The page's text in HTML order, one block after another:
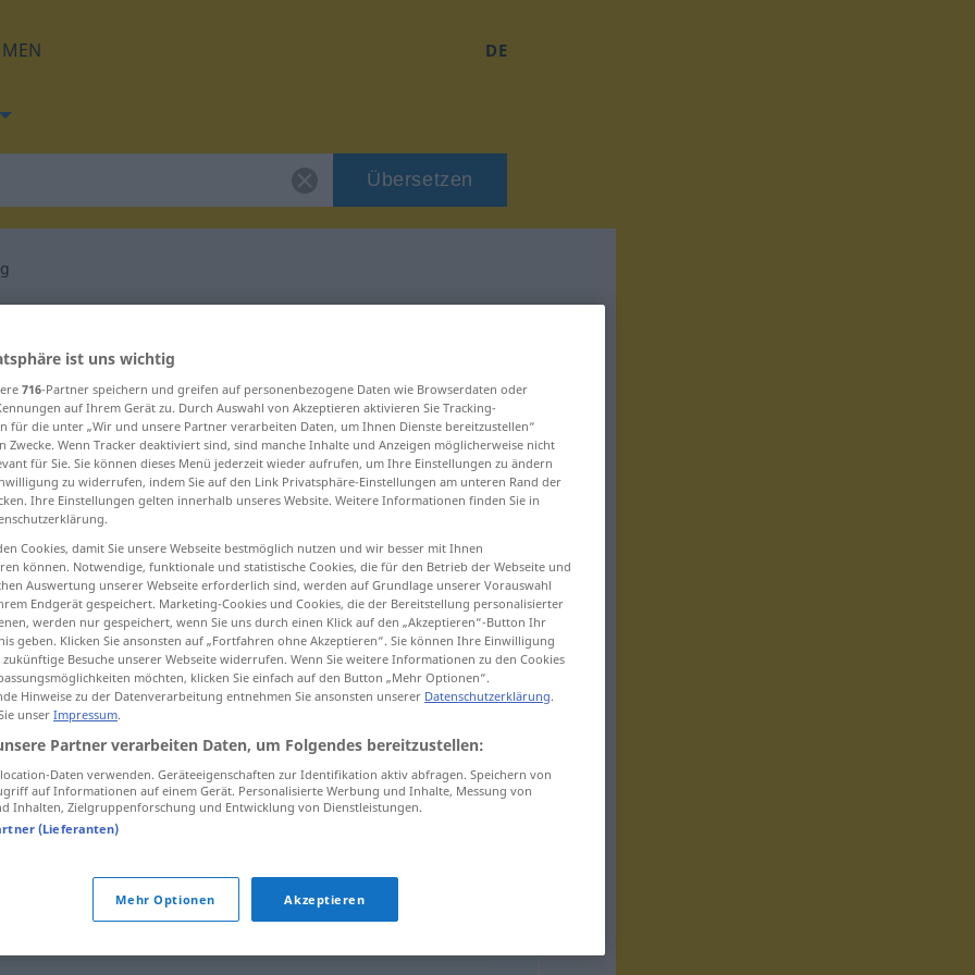
DE
Übersetzen
für "Ausstattung"
Werten)
ist uns wichtig
716-Partner speichern und greifen auf personenbezogene Daten wie Browserdaten oder
auf Ihrem Gerät zu. Durch Auswahl von Akzeptieren aktivieren Sie Tracking-
für die unter „Wir und unsere Partner verarbeiten Daten, um Ihnen Dienste bereitzustellen“
Zwecke. Wenn Tracker deaktiviert sind, sind manche Inhalte und Anzeigen möglicherweise nicht
für Sie. Sie können dieses Menü jederzeit wieder aufrufen, um Ihre Einstellungen zu ändern
zu widerrufen, indem Sie auf den Link Privatsphäre-Einstellungen am unteren Rand der
Ihre Einstellungen gelten innerhalb unseres Website. Weitere Informationen finden Sie in
Cookies, damit Sie unsere Webseite bestmöglich nutzen und wir besser mit Ihnen
können. Notwendige, funktionale und statistische Cookies, die für den Betrieb der Webseite und
Auswertung unserer Webseite erforderlich sind, werden auf Grundlage unserer Vorauswahl
Endgerät gespeichert. Marketing-Cookies und Cookies, die der Bereitstellung personalisierter
werden nur gespeichert, wenn Sie uns durch einen Klick auf den „Akzeptieren“-Button Ihr
geben. Klicken Sie ansonsten auf „Fortfahren ohne Akzeptieren“. Sie können Ihre Einwilligung
Besuche unserer Webseite widerrufen. Wenn Sie weitere Informationen zu den Cookies
möchten, klicken Sie einfach auf den Button „Mehr Optionen“.
Hinweise zu der Datenverarbeitung entnehmen Sie ansonsten unserer Datenschutzerklärung.
unser Impressum.
Partner verarbeiten Daten, um Folgendes bereitzustellen:
Daten verwenden. Geräteeigenschaften zur Identifikation aktiv abfragen. Speichern von
auf Informationen auf einem Gerät. Personalisierte Werbung und Inhalte, Messung von
Inhalten, Zielgruppenforschung und Entwicklung von Dienstleistungen.
(Lieferanten)
Mehr Optionen Akzeptieren